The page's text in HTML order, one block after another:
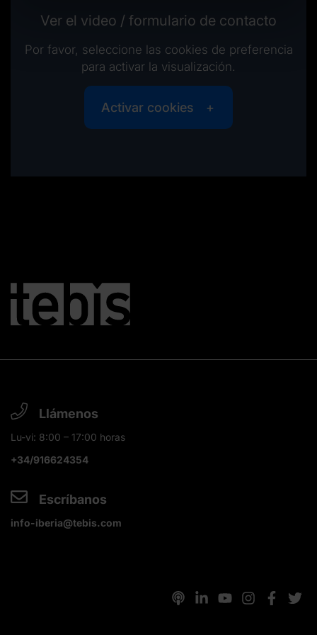
Ver el video / formulario de contacto
Por favor, seleccione las cookies de preferencia
para activar la visualización.
Activar cookies
Llámenos
Lu-vi: 8:00 – 17:00 horas
+34/916624354
Escríbanos
info-iberia@tebis.com